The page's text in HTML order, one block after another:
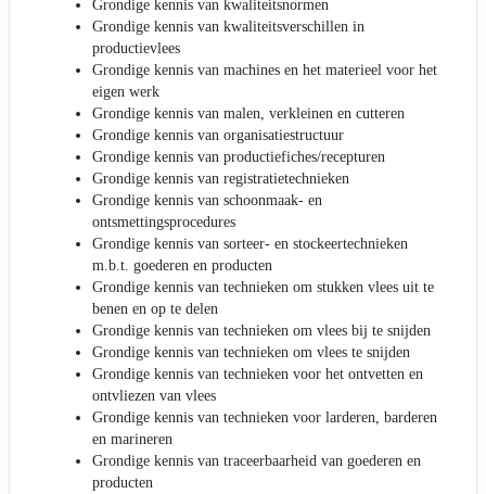
Grondige kennis van kwaliteitsnormen
Grondige kennis van kwaliteitsverschillen in
productievlees
Grondige kennis van machines en het materieel voor het
eigen werk
Grondige kennis van malen, verkleinen en cutteren
Grondige kennis van organisatiestructuur
Grondige kennis van productiefiches/recepturen
Grondige kennis van registratietechnieken
Grondige kennis van schoonmaak- en
ontsmettingsprocedures
Grondige kennis van sorteer- en stockeertechnieken
m.b.t. goederen en producten
Grondige kennis van technieken om stukken vlees uit te
benen en op te delen
Grondige kennis van technieken om vlees bij te snijden
Grondige kennis van technieken om vlees te snijden
Grondige kennis van technieken voor het ontvetten en
ontvliezen van vlees
Grondige kennis van technieken voor larderen, barderen
en marineren
Grondige kennis van traceerbaarheid van goederen en
producten